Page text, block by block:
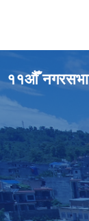
११औँ नगरसभा